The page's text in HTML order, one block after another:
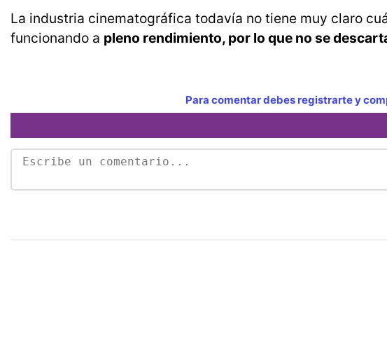
La industria cinematográfica todavía no tiene muy claro
funcionando a pleno rendimiento, por lo que no se
Para comentar debes registrarte y